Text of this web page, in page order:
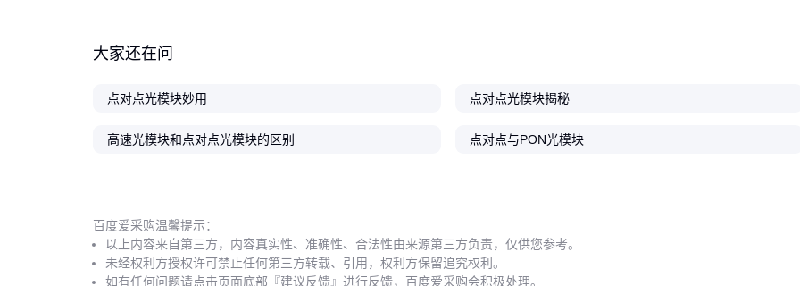
顽固污渍需配合专用 光纤清洁剂
这些操作规范看似基础，却能显著延长光模块的使用寿命。当
您系统评估这些隐性成本后，会对点对点光模块的选型有更全
大家还在问
点对点光模块妙用 点对点光模块揭秘
高速光模块和点对点光模块的区别 点对点与PON光模块
百度爱采购温馨提示：
以上内容来自第三方，内容真实性、准确性、合法性由来源第三方负责，仅供您参考。
未经权利方授权许可禁止任何第三方转载、引用，权利方保留追究权利。
如有任何问题请点击页面底部『建议反馈』进行反馈，百度爱采购会积极处理。